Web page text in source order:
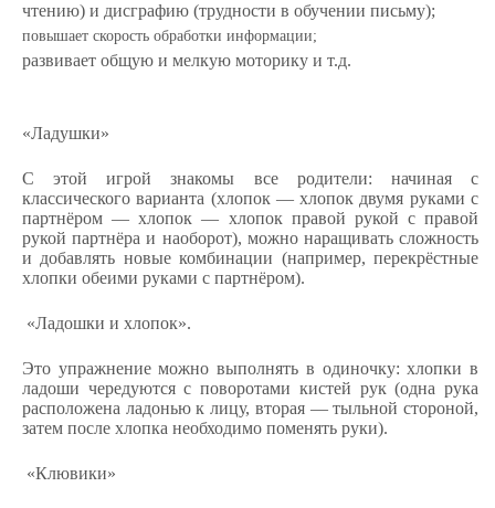
чтению) и дисграфию (трудности в обучении письму);
повышает скорость обработки информации;
развивает общую и мелкую моторику и т.д.
«Ладушки»
С этой игрой знакомы все родители: начиная с
классического варианта (хлопок — хлопок двумя руками с
партнёром — хлопок — хлопок правой рукой с правой
рукой партнёра и наоборот), можно наращивать сложность
и добавлять новые комбинации (например, перекрёстные
хлопки обеими руками с партнёром).
«Ладошки и хлопок».
Это упражнение можно выполнять в одиночку: хлопки в
ладоши чередуются с поворотами кистей рук (одна рука
расположена ладонью к лицу, вторая — тыльной стороной,
затем после хлопка необходимо поменять руки).
«Клювики»